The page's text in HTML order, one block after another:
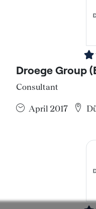
Droege Group
Consultant
April 2017